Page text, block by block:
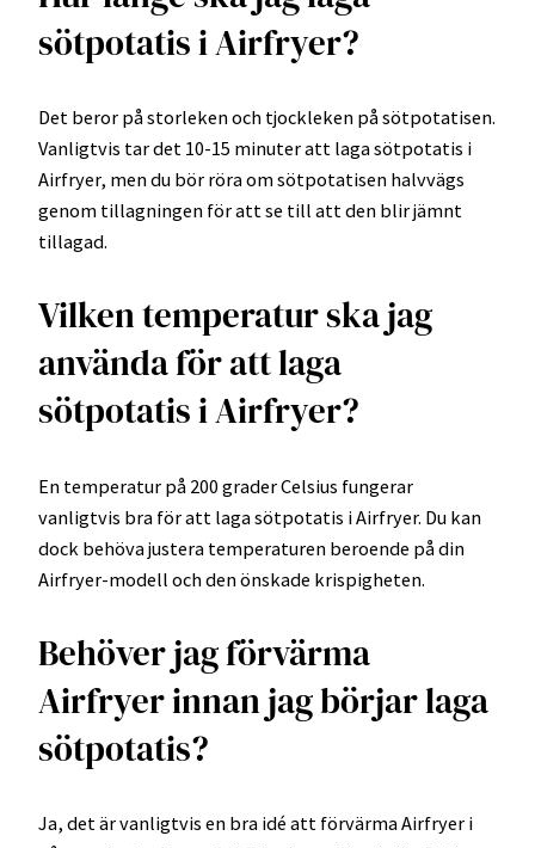
sötpotatis i Airfryer?
Det beror på storleken och tjockleken på sötpotatisen.
Vanligtvis tar det 10-15 minuter att laga sötpotatis i
Airfryer, men du bör röra om sötpotatisen halvvägs
genom tillagningen för att se till att den blir jämnt
tillagad.
Vilken temperatur ska jag
använda för att laga
sötpotatis i Airfryer?
En temperatur på 200 grader Celsius fungerar
vanligtvis bra för att laga sötpotatis i Airfryer. Du kan
dock behöva justera temperaturen beroende på din
Airfryer-modell och den önskade krispigheten.
Behöver jag förvärma
Airfryer innan jag börjar laga
sötpotatis?
Ja, det är vanligtvis en bra idé att förvärma Airfryer i